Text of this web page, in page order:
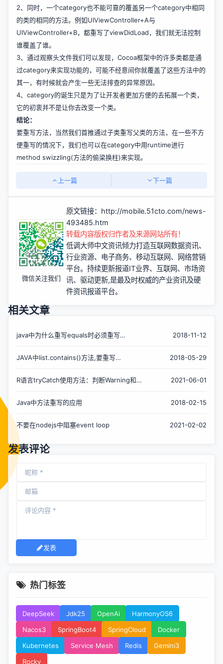
2、同时，一个category也不能可靠的覆盖另一个category中相同
的类的相同的方法。例如UIViewController+A与
UIViewController+B，都重写了viewDidLoad，我们就无法控制
谁覆盖了谁。
3、通过观察头文件我们可以发现，Cocoa框架中的许多类都是通
过category来实现功能的，可能不经意间你就覆盖了这些方法中的
其一，有时候就会产生一些无法排查的异常原因。
4、category的诞生只是为了让开发者更加方便的去拓展一个类，
它的初衷并不是让你去改变一个类。
结论：
要重写方法，当然我们首推通过子类重写父类的方法，在一些不方
便重写的情况下，我们也可以在category中用runtime进行
method swizzling(方法的偷梁换柱)来实现。
上一篇 下一篇
微信关注我们
原文链接： http://mobile.51cto.com/news-
493485.htm
转载内容版权归作者及来源网站所有！
低调大师中文资讯倾力打造互联网数据资讯、
行业资源、电子商务、移动互联网、网络营销
平台。持续更新报道IT业界、互联网、市场资
讯、驱动更新,是最及时权威的产业资讯及硬
件资讯报道平台。
相关文章
java中为什么重写equals时必须重写
2018-11-12
JAVA中list.contains()方法,要重写
2018-05-29
R语言tryCatch使用方法：判断Warning和
2021-06-01
Java中方法重写的应用 2018-02-15
不要在nodejs中阻塞event loop 2021-02-02
发表评论
发表
热门标签
DeepSeek Jdk25 OpenAi
HarmonyOS6
Nacos3
SpringBoot4 SpringCloud
Docker
Kubernetes
Service Mesh Redis
Gemini3
Rocky